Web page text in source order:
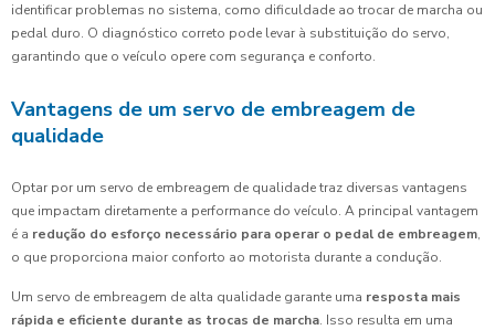
identificar problemas no sistema, como dificuldade ao trocar de marcha ou
pedal duro. O diagnóstico correto pode levar à substituição do servo,
garantindo que o veículo opere com segurança e conforto.
Vantagens de um servo de embreagem de
qualidade
Optar por um servo de embreagem de qualidade traz diversas vantagens
que impactam diretamente a performance do veículo. A principal vantagem
é a redução do esforço necessário para operar o pedal de embreagem,
o que proporciona maior conforto ao motorista durante a condução.
Um servo de embreagem de alta qualidade garante uma resposta mais
rápida e eficiente durante as trocas de marcha. Isso resulta em uma